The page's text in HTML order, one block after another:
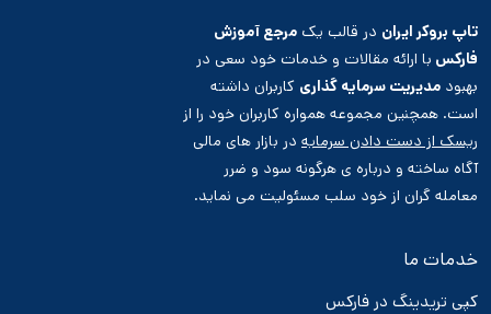
تاپ بروکر ایران در قالب یک مرجع آموزش
فارکس با ارائه مقالات و خدمات خود سعی در
بهبود مدیریت سرمایه گذاری کاربران داشته
است. همچنین مجموعه همواره کاربران خود را از
ریسک از دست دادن سرمایه در بازار های مالی
آگاه ساخته و درباره ی هرگونه سود و ضرر
معامله گران از خود سلب مسئولیت می نماید.
خدمات ما
کپی تریدینگ در فارکس